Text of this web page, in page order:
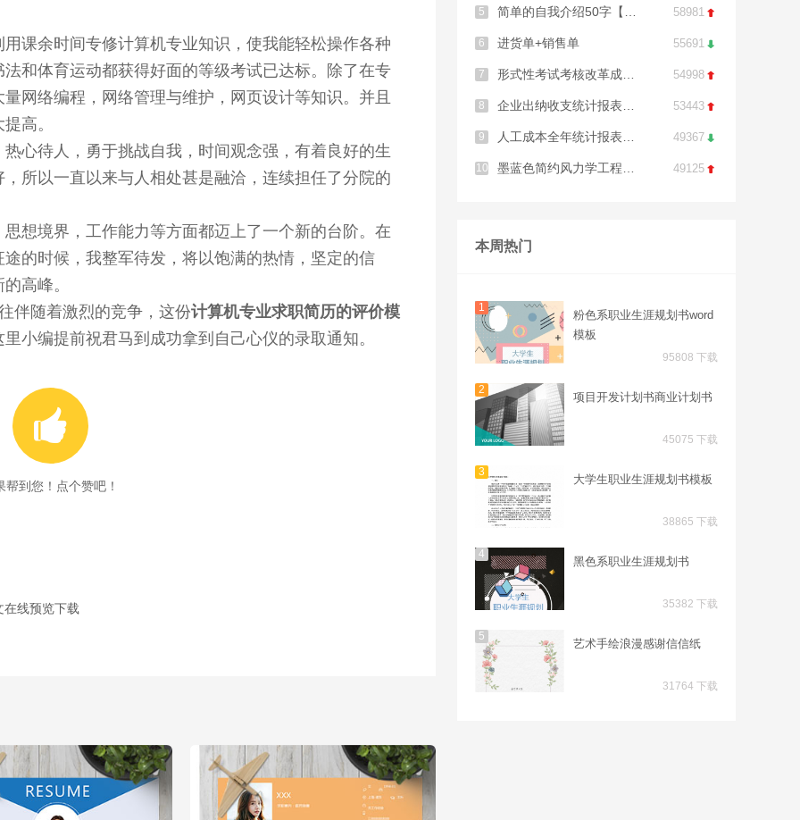
余时间专修计算机专业知识，使我能轻松操作各种
和体育运动都获得好面的等级考试已达标。除了在专
网络编程，网络管理与维护，网页设计等知识。并且
高。
待人，勇于挑战自我，时间观念强，有着良好的生
所以一直以来与人相处甚是融洽，连续担任了分院的
境界，工作能力等方面都迈上了一个新的台阶。在
的时候，我整军待发，将以饱满的热情，坚定的信
高峰。
伴随着激烈的竞争，这份计算机专业求职简历的评价模
小编提前祝君马到成功拿到自己心仪的录取通知。

帮到您！点个赞吧！
线预览下载
5 58981 
6 进货单+销售单 55691 
7 54998 
8 53443 
9 49367 
10 49125 
本周热门
1
粉色系职业生涯规划书word
模板
95808 下载
2
项目开发计划书商业计划书
45075 下载
3
大学生职业生涯规划书模板
38865 下载
4
黑色系职业生涯规划书
35382 下载
5
艺术手绘浪漫感谢信信纸
31764 下载